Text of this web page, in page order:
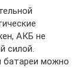
АКБ не
силой.
батареи можно